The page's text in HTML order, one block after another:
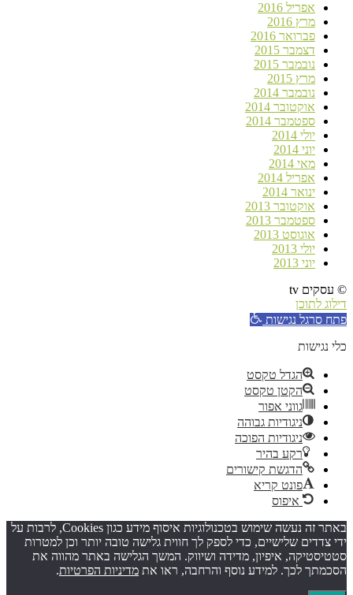
אפריל 2016
מרץ 2016
פברואר 2016
דצמבר 2015
נובמבר 2015
מרץ 2015
נובמבר 2014
אוקטובר 2014
ספטמבר 2014
יולי 2014
יוני 2014
מאי 2014
אפריל 2014
ינואר 2014
אוקטובר 2013
ספטמבר 2013
אוגוסט 2013
יולי 2013
יוני 2013
© עסקים tv
דילוג לתוכן
פתח סרגל נגישות
כלי נגישות
הגדל טקסט
הקטן טקסט
גווני אפור
ניגודיות גבוהה
ניגודיות הפוכה
רקע בהיר
הדגשת קישורים
פונט קריא
איפוס
באתר זה נעשה שימוש בטכנולוגיות איסוף מידע כגון Cookies, לרבות על
ידי צדדים שלישיים, כדי לספק לך חווית גלישה טובה יותר וכן למטרות
סטטיסטיקה, איפיון, מדידה ושיווק. המשך הגלישה באתר מהווה את
הסכמתך לכך. למידע נוסף והרחבה, ראו את מדיניות הפרטיות.